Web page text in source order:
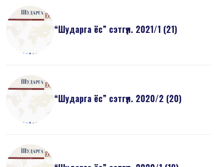
“Шударга ёс” сэтгүүл. 2021/1 (21)
“Шударга ёс” сэтгүүл. 2020/2 (20)